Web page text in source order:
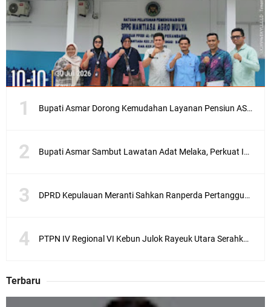
Bupati Asmar Dorong Kemudahan Layanan Pensiun ASN melalui Sinergi dengan BRK Syariah
Bupati Asmar Sambut Lawatan Adat Melaka, Perkuat Ikatan Serumpun Indonesia–Malaysia di Kepulauan Meranti
DPRD Kepulauan Meranti Sahkan Ranperda Pertanggungjawaban APBD 2025, Pemkab Siap Tindaklanjuti 11 Rekomendasi Banggar
PTPN IV Regional VI Kebun Julok Rayeuk Utara Serahkan Bantuan Mesin Genset untuk Dayah Darul Fata
Terbaru